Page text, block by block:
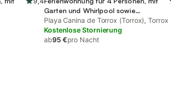
Garten und Whirlpool sowie
Kinderpool
Playa Canina de Torrox (Torrox), Torrox
Kostenlose Stornierung
ab95 €pro Nacht